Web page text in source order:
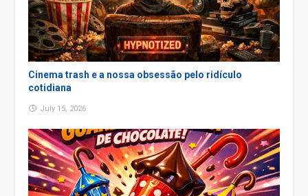
Cinema trash e a nossa obsessão pelo ridículo
cotidiana
July 15, 2026